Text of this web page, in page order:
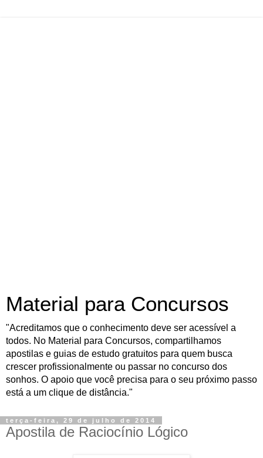
Material para Concursos
"Acreditamos que o conhecimento deve ser acessível a
todos. No Material para Concursos, compartilhamos
apostilas e guias de estudo gratuitos para quem busca
crescer profissionalmente ou passar no concurso dos
sonhos. O apoio que você precisa para o seu próximo passo
está a um clique de distância."
terça-feira, 29 de julho de 2014
Apostila de Raciocínio Lógico